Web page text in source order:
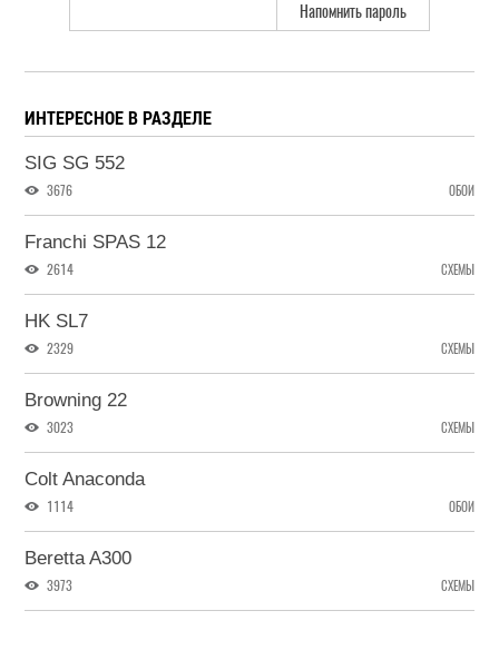
Напомнить пароль
ИНТЕРЕСНОЕ В РАЗДЕЛЕ
SIG SG 552
3676 ОБОИ
Franchi SPAS 12
2614 СХЕМЫ
HK SL7
2329 СХЕМЫ
Browning 22
3023 СХЕМЫ
Colt Anaconda
1114 ОБОИ
Beretta A300
3973 СХЕМЫ